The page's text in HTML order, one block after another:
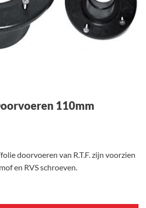
110mm
doorvoeren van R.T.F. zijn voorzien
en RVS schroeven.